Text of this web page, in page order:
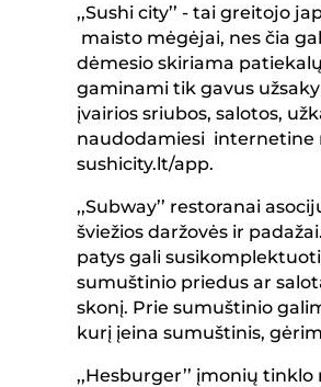
,,Sushi city’’ - tai greitojo
maisto mėgėjai, nes čia
dėmesio skiriama
gaminami tik gavus
įvairios sriubos, salotos,
naudodamiesi internetine
sushicity.lt/app.
,,Subway’’ restoranai
šviežios daržovės ir
patys gali
sumuštinio priedus ar
skonį. Prie sumuštinio
kurį įeina sumuštinis,
,,Hesburger’’ įmonių